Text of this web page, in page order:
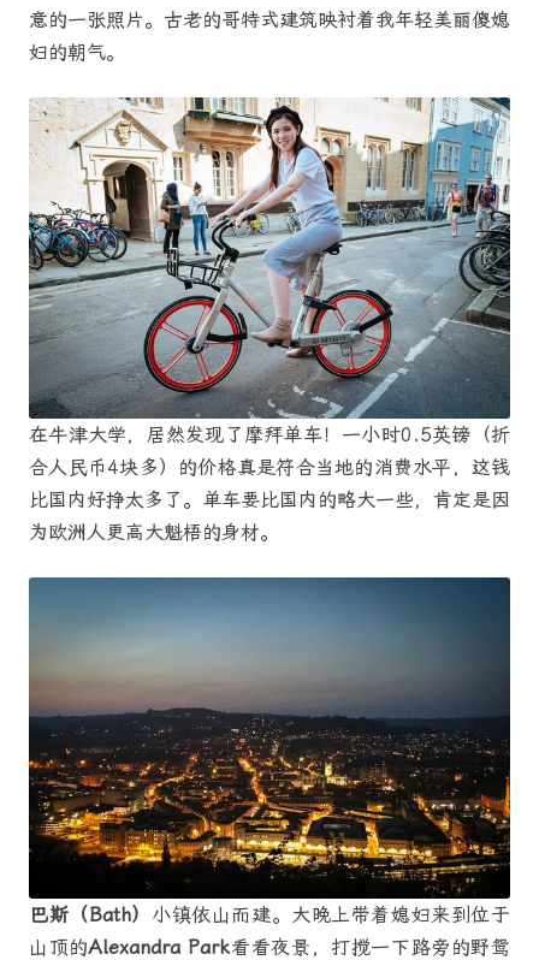
意的一张照片。古老的哥特式建筑映衬着我年轻美丽傻媳
妇的朝气。
在牛津大学，居然发现了摩拜单车！一小时0.5英镑（折
合人民币4块多）的价格真是符合当地的消费水平，这钱
比国内好挣太多了。单车要比国内的略大一些，肯定是因
为欧洲人更高大魁梧的身材。
巴斯（Bath） 小镇依山而建。大晚上带着媳妇来到位于
山顶的Alexandra Park看看夜景，打搅一下路旁的野鸳